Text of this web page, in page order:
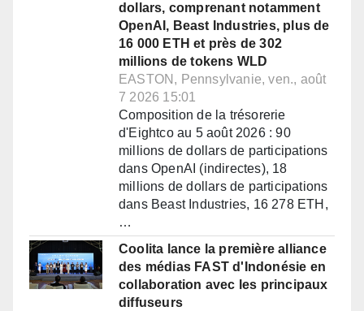
dollars, comprenant notamment
OpenAI, Beast Industries, plus de
16 000 ETH et près de 302
millions de tokens WLD
EASTON, Pennsylvanie, ven., août
7 2026 15:01
Composition de la trésorerie
d'Eightco au 5 août 2026 : 90
millions de dollars de participations
dans OpenAI (indirectes), 18
millions de dollars de participations
dans Beast Industries, 16 278 ETH,
…
Coolita lance la première alliance
des médias FAST d'Indonésie en
collaboration avec les principaux
diffuseurs